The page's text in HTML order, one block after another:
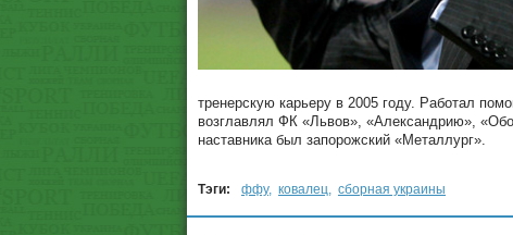
тренерскую карьеру в 2005 году. Работал
возглавлял ФК «Львов», «Александрию»,
наставника был запорожский «Металлург».
Тэги: ффу, ковалец, сборная украины